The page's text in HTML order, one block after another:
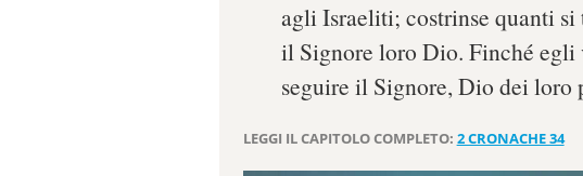
agli Israeliti; costrinse quanti si
il Signore loro Dio. Finché egli
seguire il Signore, Dio dei loro
LEGGI IL CAPITOLO COMPLETO: 2 CRONACHE 34